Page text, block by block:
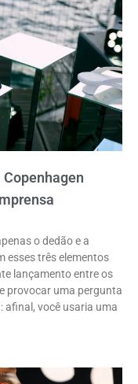
o dedão e a
esses três elementos
lançamento entre os
provocar uma pergunta
afinal, você usaria uma